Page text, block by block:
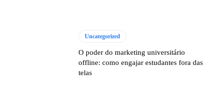
Uncategorized
O poder do marketing universitário
offline: como engajar estudantes fora das
telas